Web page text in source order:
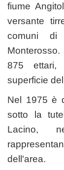
fiume
versante
comuni di
875 ettari,
superficie
Nel 1975 è
sotto la
Lacino,
dell'area.